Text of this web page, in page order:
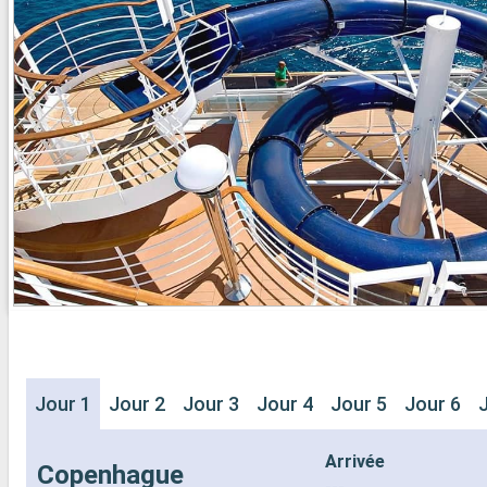
- Activités et divertissements pour
adultes, enfants et bébés
- Activités récréatives pour enfants
SERVICES
- Personnel qualifié multilingue
AUTRES PRIVILÈGES
- Points MSC Voyagers Club
- 20% de
prépayé
SPORT ET
-
Broadway
- Espace
-
- Salle de
- Activités
adultes,
- Activités
SERVICES
- Personnel
Jour 1 Jour 2 Jour 3 Jour 4 Jour 5 Jour 6
Copenhague
Arrivée